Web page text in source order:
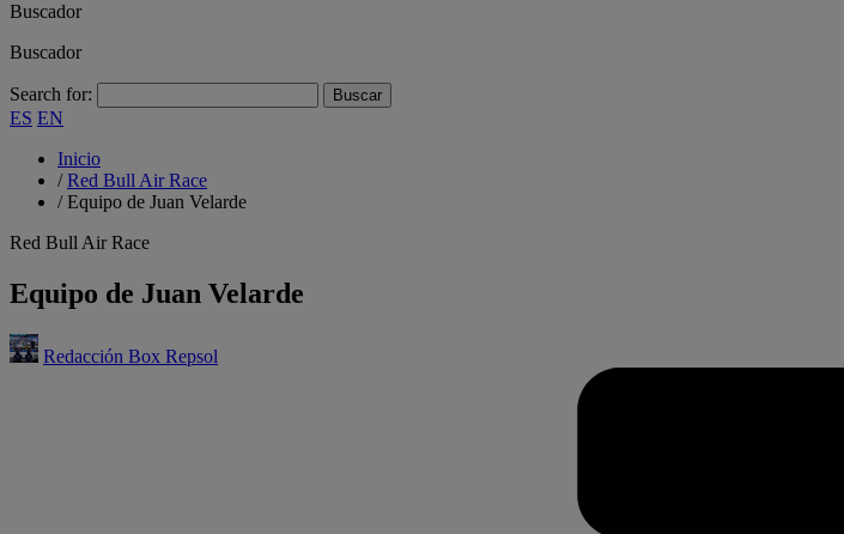
Buscador
Buscador
Search for:
ES EN
Inicio
/Red Bull Air Race
/Equipo de Juan Velarde
Red Bull Air Race
Equipo de Juan Velarde
Redacción Box Repsol